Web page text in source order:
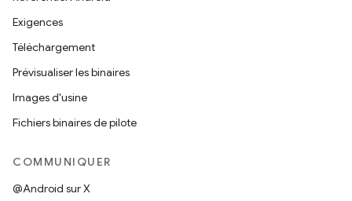
Exigences
Téléchargement
Prévisualiser les binaires
Images d'usine
Fichiers binaires de pilote
COMMUNIQUER
@Android sur X